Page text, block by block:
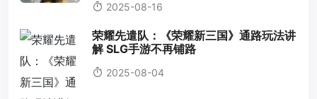
2025-08-16
荣耀先遣队：《荣耀新三国》通路玩法讲
解 SLG手游不再铺路
2025-08-04